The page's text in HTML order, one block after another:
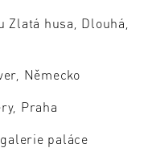
Zlatá husa, Dlouhá,
Německo
Praha
paláce